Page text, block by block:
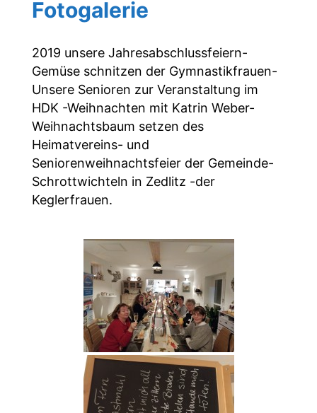
Fotogalerie
2019 unsere Jahresabschlussfeiern-
Gemüse schnitzen der Gymnastikfrauen-
Unsere Senioren zur Veranstaltung im
HDK -Weihnachten mit Katrin Weber-
Weihnachtsbaum setzen des
Heimatvereins- und
Seniorenweihnachtsfeier der Gemeinde-
Schrottwichteln in Zedlitz -der
Keglerfrauen.